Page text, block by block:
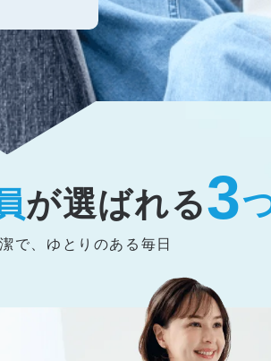
が選ばれる3
で、ゆとりのある毎日